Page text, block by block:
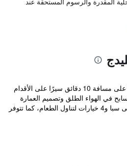
يقع منتجع Krabi Thai Village على مسافة 10 دقائق سيرًا على الأقدام
آونانغ، ويضم 3 مسابح في الهواء الطلق وتصميم العمارة
التايلاندية التقليدية، ويحتوي على سبا و4 خيارات لتناول الطعام، كما تتوفر